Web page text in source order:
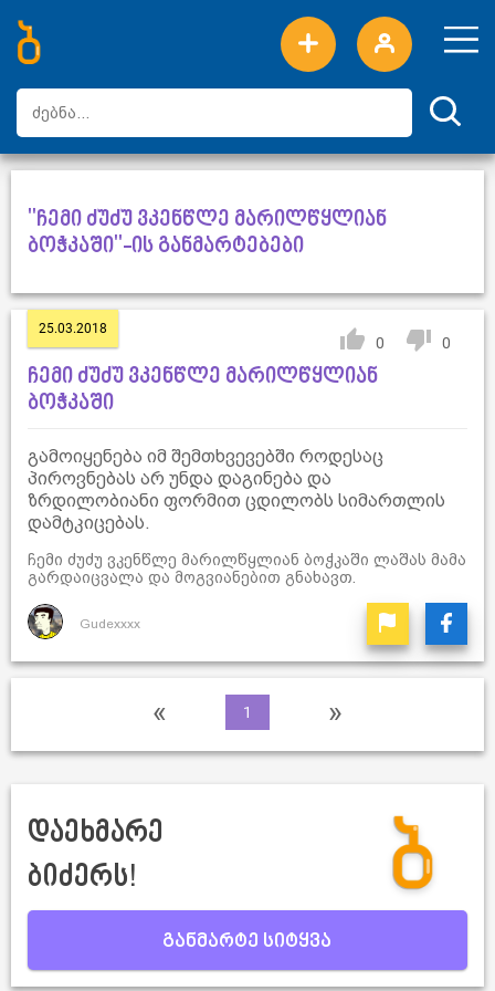
ახალი სიტყვები
ტოპ სიტყვები
დღის ტოპ სიტყვები
ტოპ მომხმარებლები
"ჩემი ძუძუ ვკენწლე მარილწყლიან
ბოჭკაში"-ის განმარტებები
25.03.2018
0 0
ჩემი ძუძუ ვკენწლე მარილწყლიან
ბოჭკაში
გამოიყენება იმ შემთხვევებში როდესაც
პიროვნებას არ უნდა დაგინება და
ზრდილობიანი ფორმით ცდილობს სიმართლის
დამტკიცებას.
ჩემი ძუძუ ვკენწლე მარილწყლიან ბოჭკაში ლაშას მამა
გარდაიცვალა და მოგვიანებით გნახავთ.
Gudexxxx
« 1 »
დაეხმარე
ბიძერს!
განმარტე სიტყვა